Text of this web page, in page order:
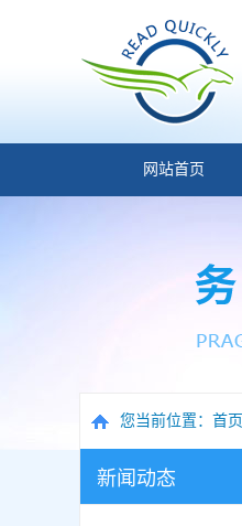
网站首页
您当前位置： 首页
新闻动态